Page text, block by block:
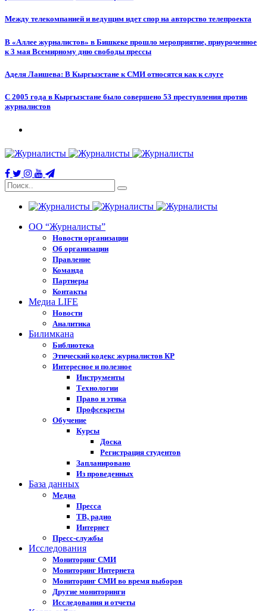
Между телекомпанией и ведущим идет спор на авторство телепроекта
В «Аллее журналистов» в Бишкеке прошло мероприятие, приуроченное
к 3 мая Всемирному дню свободы прессы
Аделя Лаишева: В Кыргызстане к СМИ относятся как к слуге
С 2005 года в Кыргызстане было совершено 53 преступления против
журналистов
ОО “Журналисты”
Новости организации
Об организации
Правление
Команда
Партнеры
Контакты
Медиа LIFE
Новости
Аналитика
Билимкана
Библиотека
Этический кодекс журналистов КР
Интересное и полезное
Инструменты
Технологии
Право и этика
Профсекреты
Обучение
Курсы
Доска
Регистрация студентов
Запланировано
Из проведенных
База данных
Медиа
Пресса
ТВ, радио
Интернет
Пресс-службы
Исследования
Мониторинг СМИ
Мониторинг Интернета
Мониторинг СМИ во время выборов
Другие мониторинги
Исследования и отчеты